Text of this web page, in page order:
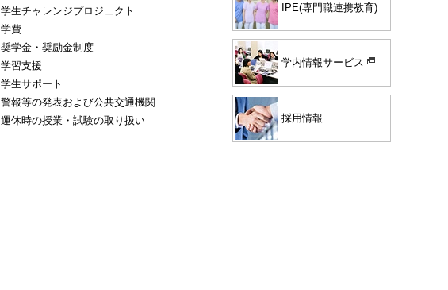
学生チャレンジプロジェクト
学費
奨学金・奨励金制度
学習支援
学生サポート
警報等の発表および公共交通機関
運休時の授業・試験の取り扱い
IPE(専門職連携教育)
学内情報サービス
採用情報